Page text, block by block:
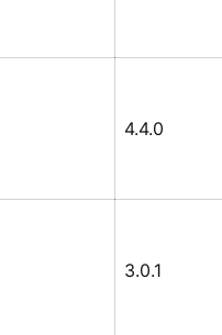
4.4.0
3.0.1